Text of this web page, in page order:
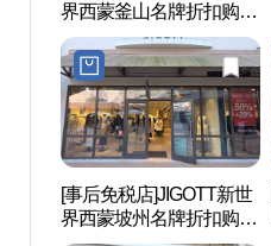
界西蒙釜山名牌折扣购物
中心坡州店(헤지스 신세
계사이먼프리미엄아울렛
파주점)
[事后免税店]JIGOTT新世
界西蒙坡州名牌折扣购物
中心(지고트 신세계사이